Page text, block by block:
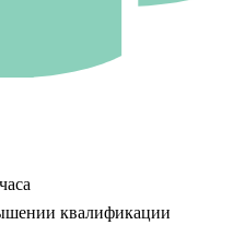
квалификации